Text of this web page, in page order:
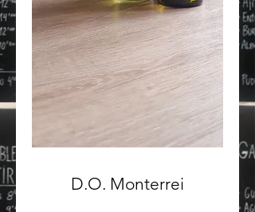
D.O. Monterrei